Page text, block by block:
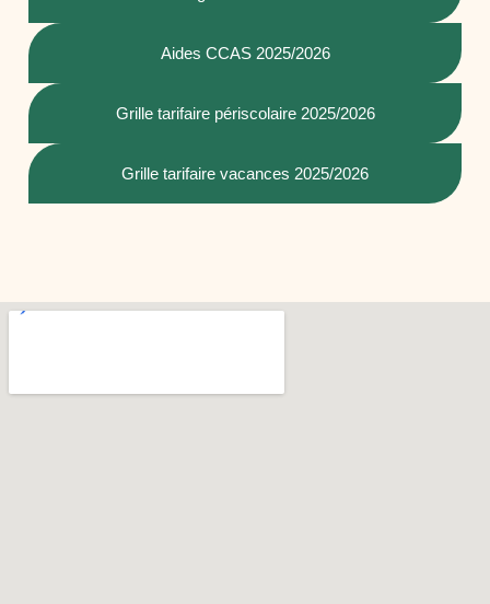
Aides CCAS 2025/2026
Grille tarifaire périscolaire 2025/2026
Grille tarifaire vacances 2025/2026